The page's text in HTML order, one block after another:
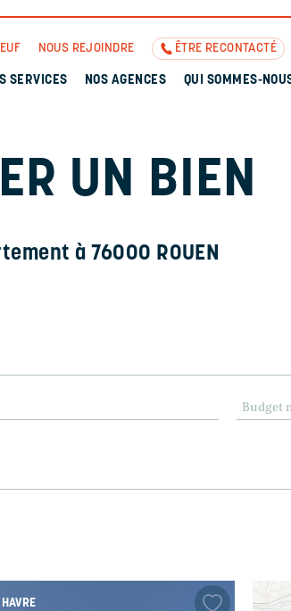
NOUS REJOINDRE ÊTRE RECONTACTÉ
SERVICES NOS AGENCES QUI SOMMES-
UN BIEN
à 76000 ROUEN
Budget